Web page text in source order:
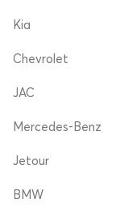
Kia
Chevrolet
JAC
Mercedes-Benz
Jetour
BMW